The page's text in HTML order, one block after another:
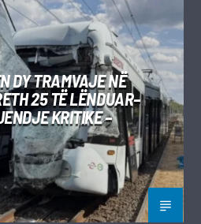
DY TRAMVAJE NË
25 TË LËNDUAR–
KRITIKE –